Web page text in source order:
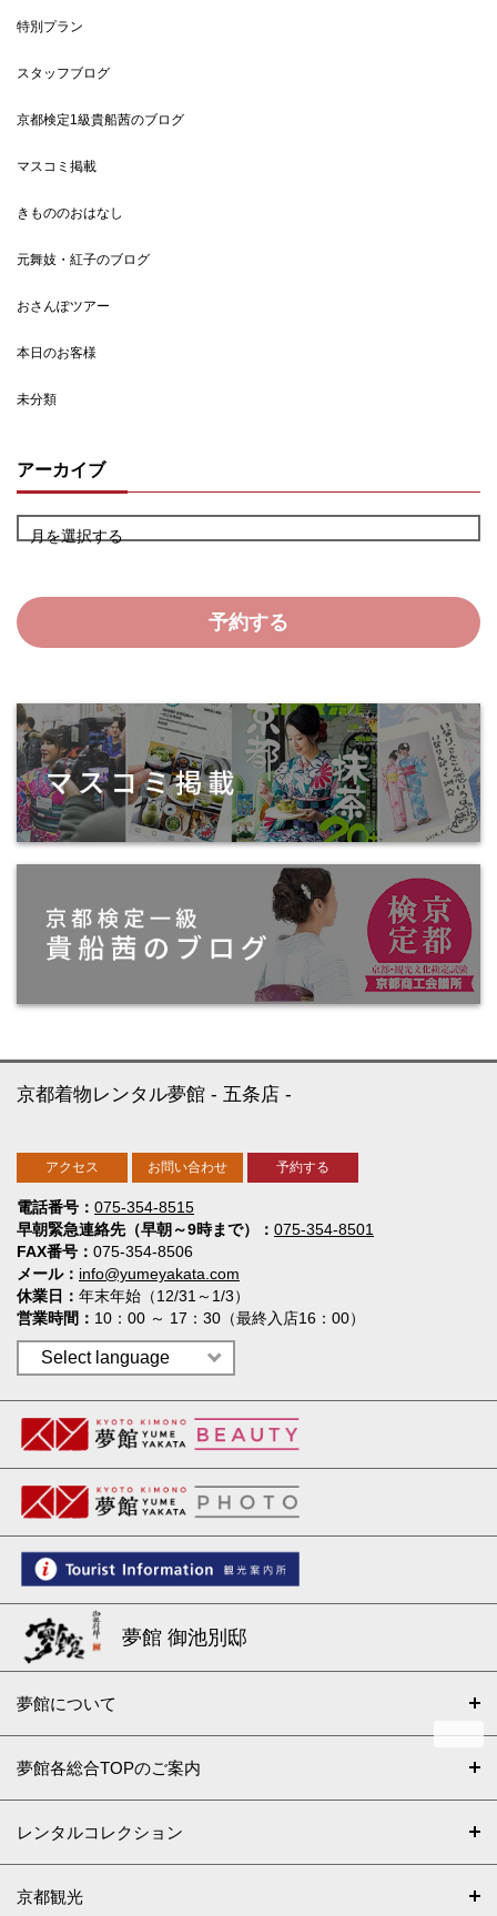
特別プラン
スタッフブログ
京都検定1級貴船茜のブログ
マスコミ掲載
きもののおはなし
元舞妓・紅子のブログ
おさんぽツアー
本日のお客様
未分類
アーカイブ
月を選択する
予約する
電話番号
075-354-8515
早朝緊急連絡先（早朝～9時まで）
075-354-8501
FAX番号
075-354-8506
メール
info@yumeyakata.com
休業日
年末年始（12/31～1/3）
営業時間
10：00 ～ 17：30（最終入店16：00）
京都着物レンタル夢館 五条店
アクセス お問い合わせ 予約する
夢館 御池別邸
夢館について
夢館各総合TOPのご案内
レンタルコレクション
京都観光